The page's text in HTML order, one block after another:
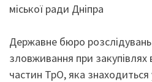
міської ради Дніпра
Державне бюро
зловживання при закупівлях
частин ТрО, яка знаходиться